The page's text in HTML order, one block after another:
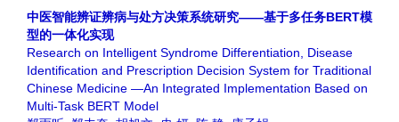
中医智能辨证辨病与处方决策系统研究——基于多任务BERT模
型的一体化实现
Research on Intelligent Syndrome Differentiation, Disease
Identification and Prescription Decision System for Traditional
Chinese Medicine —An Integrated Implementation Based on
Multi-Task BERT Model